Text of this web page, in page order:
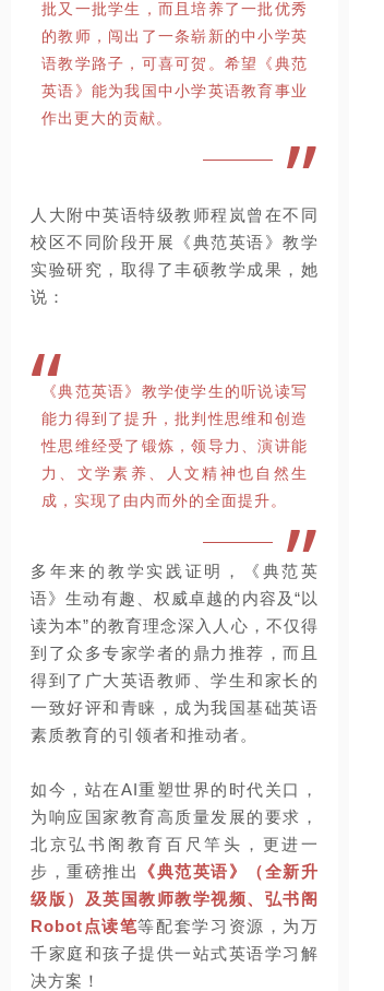
批又一批学生，而且培养了一批优秀
的教师，闯出了一条崭新的中小学英
语教学路子，可喜可贺。希望《典范
英语》能为我国中小学英语教育事业
作出更大的贡献。
”
人大附中英语特级教师程岚曾在不同
校区不同阶段开展《典范英语》教学
实验研究，取得了丰硕教学成果，她
说：
“《典范英语》教学使学生的听说读写
能力得到了提升，批判性思维和创造
性思维经受了锻炼，领导力、演讲能
力、文学素养、人文精神也自然生
成，实现了由内而外的全面提升。 ”
多年来的教学实践证明，《典范英
语》生动有趣、权威卓越的内容及“以
读为本”的教育理念深入人心，不仅得
到了众多专家学者的鼎力推荐，而且
得到了广大英语教师、学生和家长的
一致好评和青睐，成为我国基础英语
素质教育的引领者和推动者。
如今，站在AI重塑世界的时代关口，
为响应国家教育高质量发展的要求，
北京弘书阁教育百尺竿头，更进一
步，重磅推出
《典范英语》（全新升
级版）及英国教师教学视频、弘书阁
Robot点读笔等配套学习资源，为万
千家庭和孩子提供一站式英语学习解
决方案！